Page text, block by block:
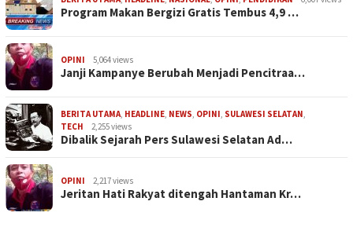
Program Makan Bergizi Gratis Tembus 4,9 …
OPINI 5,064 views
Janji Kampanye Berubah Menjadi Pencitraa…
BERITA UTAMA, HEADLINE, NEWS, OPINI, SULAWESI SELATAN,
TECH
2,255 views
Dibalik Sejarah Pers Sulawesi Selatan Ad…
OPINI 2,217 views
Jeritan Hati Rakyat ditengah Hantaman Kr…